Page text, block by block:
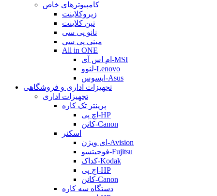
کامپیوترهای خاص
زیروکلاینت
تین کلاینت
نانو پی سی
مینی پی سی
All in ONE
ام اس آی-MSI
لنوو-Lenovo
ایسوس-Asus
تجهیزات اداری و فروشگاهی
تجهیزات اداری
پرینتر تک کاره
اچ پی-HP
کانن-Canon
اسکنر
ای ویژن-Avision
فوجیتسو-Fujitsu
کداک-Kodak
اچ پی-HP
کانن-Canon
دستگاه سه کاره